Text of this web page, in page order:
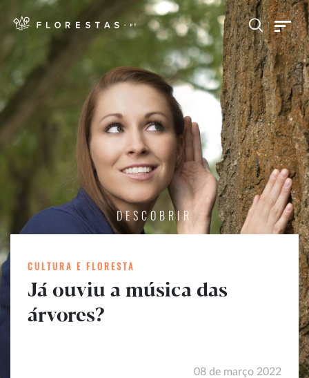
DESCOBRIR
CULTURA E FLORESTA
Já ouviu a música das
árvores?
08 de março 2022